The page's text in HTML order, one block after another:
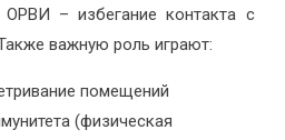
ОРВИ – избегание контакта с
важную роль играют:
помещений
(физическая